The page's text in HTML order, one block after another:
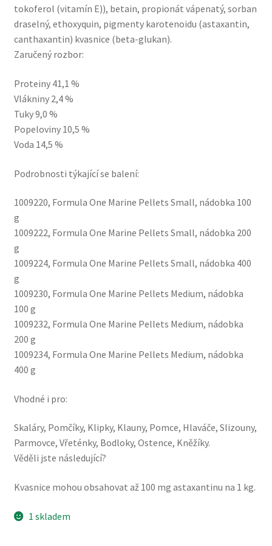
tokoferol (vitamín E)), betain, propionát vápenatý, sorban
draselný, ethoxyquin, pigmenty karotenoidu (astaxantin,
canthaxantin) kvasnice (beta-glukan).
Zaručený rozbor:
Proteiny 41,1 %
Vlákniny 2,4 %
Tuky 9,0 %
Popeloviny 10,5 %
Voda 14,5 %
Podrobnosti týkající se balení:
1009220, Formula One Marine Pellets Small, nádobka 100
g
1009222, Formula One Marine Pellets Small, nádobka 200
g
1009224, Formula One Marine Pellets Small, nádobka 400
g
1009230, Formula One Marine Pellets Medium, nádobka
100 g
1009232, Formula One Marine Pellets Medium, nádobka
200 g
1009234, Formula One Marine Pellets Medium, nádobka
400 g
Vhodné i pro:
Skaláry, Pomčíky, Klipky, Klauny, Pomce, Hlaváče, Slizouny,
Parmovce, Vřeténky, Bodloky, Ostence, Kněžíky.
Věděli jste následující?
Kvasnice mohou obsahovat až 100 mg astaxantinu na 1 kg.
1 skladem